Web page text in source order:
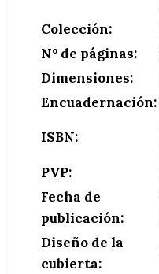
Colección:
Nº de páginas:
Dimensiones:
Encuadernación:
ISBN:
PVP:
Fecha de
publicación:
Diseño de la
cubierta: